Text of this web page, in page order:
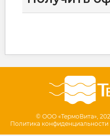
© ООО «ТермоВита»,
Политика конфиденциальности